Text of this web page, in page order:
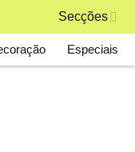
Secções
Especiais